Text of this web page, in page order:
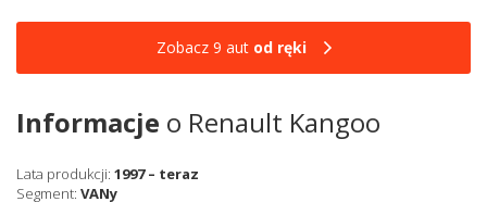
Zobacz 9 aut od ręki
Informacje o Renault Kangoo
Lata produkcji: 1997 – teraz
Segment: VANy